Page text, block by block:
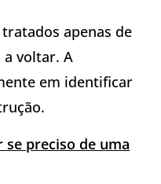
apenas de
voltar. A
em identificar
se preciso de uma